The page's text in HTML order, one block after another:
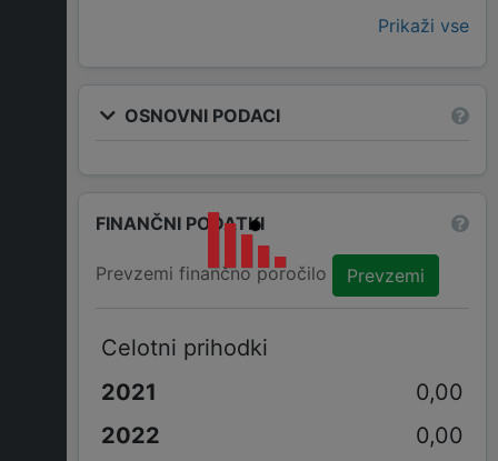
Prikaži vse
OSNOVNI PODACI
FINANČNI PODATKI
Prevzemi finančno poročilo Prevzemi
Celotni prihodki
0,00
0,00